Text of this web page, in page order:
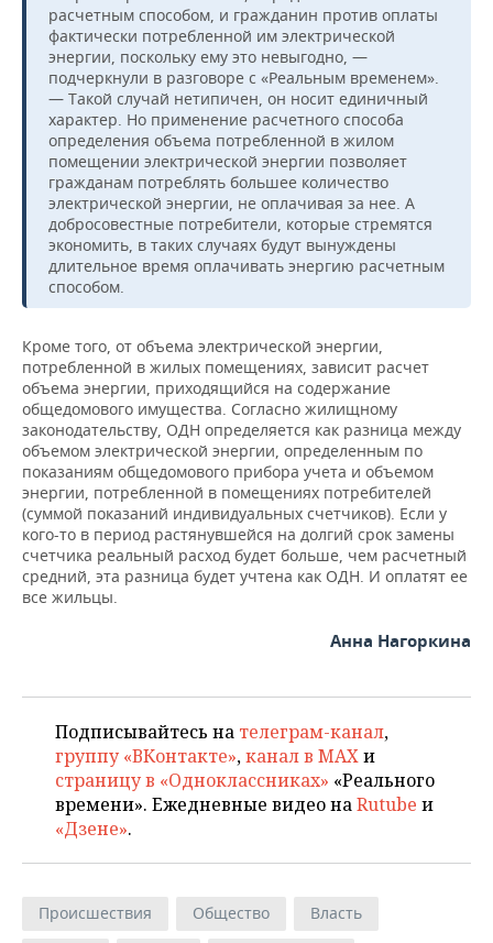
расчетным способом, и гражданин против оплаты
фактически потребленной им электрической
энергии, поскольку ему это невыгодно, —
подчеркнули в разговоре с «Реальным временем».
— Такой случай нетипичен, он носит единичный
характер. Но применение расчетного способа
определения объема потребленной в жилом
помещении электрической энергии позволяет
гражданам потреблять большее количество
электрической энергии, не оплачивая за нее. А
добросовестные потребители, которые стремятся
экономить, в таких случаях будут вынуждены
длительное время оплачивать энергию расчетным
способом.
Кроме того, от объема электрической энергии,
потребленной в жилых помещениях, зависит расчет
объема энергии, приходящийся на содержание
общедомового имущества. Согласно жилищному
законодательству, ОДН определяется как разница между
объемом электрической энергии, определенным по
показаниям общедомового прибора учета и объемом
энергии, потребленной в помещениях потребителей
(суммой показаний индивидуальных счетчиков). Если у
кого-то в период растянувшейся на долгий срок замены
счетчика реальный расход будет больше, чем расчетный
средний, эта разница будет учтена как ОДН. И оплатят ее
все жильцы.
Анна Нагоркина
Подписывайтесь на телеграм-канал,
группу «ВКонтакте»,канал в MAXи
страницу в «Одноклассниках» «Реального
времени». Ежедневные видео наRutube и
«Дзене».
Происшествия Общество
Власть